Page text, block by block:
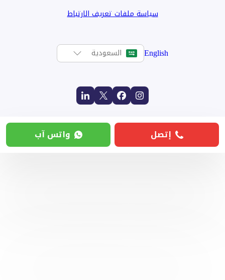
سياسة ملفات تعريف الارتباط
English السعودية
إتصل واتس آب